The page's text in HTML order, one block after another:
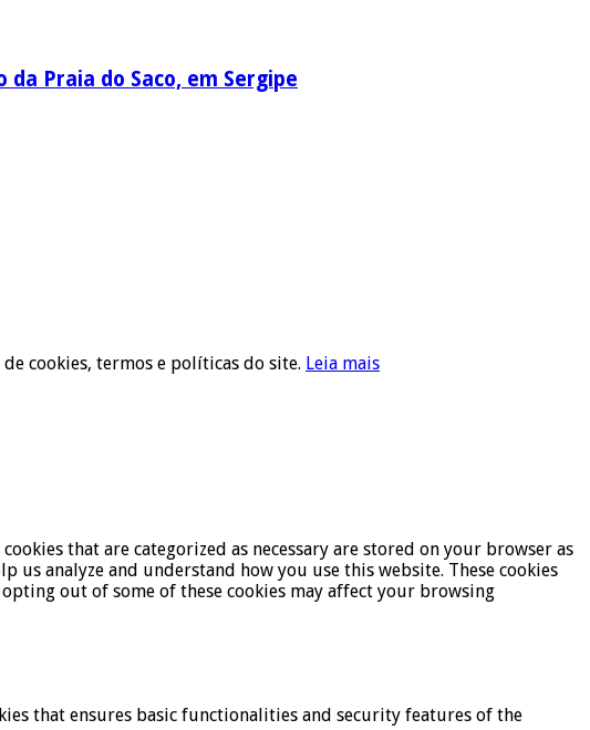
Praia do Saco, em Sergipe
cookies, termos e políticas do site. Leia mais
that are categorized as necessary are stored on your browser as
analyze and understand how you use this website. These cookies
out of some of these cookies may affect your browsing
that ensures basic functionalities and security features of the